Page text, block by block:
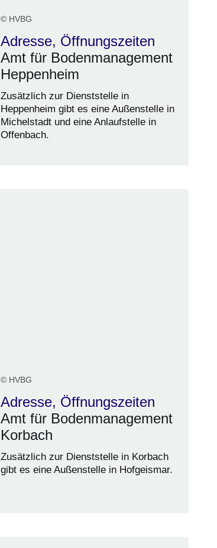
© HVBG
Adresse, Öffnungszeiten
Amt für Bodenmanagement
Heppenheim
Zusätzlich zur Dienststelle in
Heppenheim gibt es eine Außenstelle in
Michelstadt und eine Anlaufstelle in
Offenbach.
© HVBG
Adresse, Öffnungszeiten
Amt für Bodenmanagement
Korbach
Zusätzlich zur Dienststelle in Korbach
gibt es eine Außenstelle in Hofgeismar.